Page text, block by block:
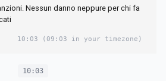
Nessun danno neppure per chi fa
10:03 (09:03 in your timezone)
10:03